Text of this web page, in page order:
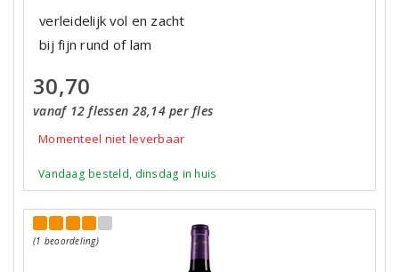
verleidelijk vol en zacht
bij fijn rund of lam
30,70
vanaf 12 flessen 28,14 per fles
Momenteel niet leverbaar
Vandaag besteld, dinsdag in huis
(1 beoordeling)